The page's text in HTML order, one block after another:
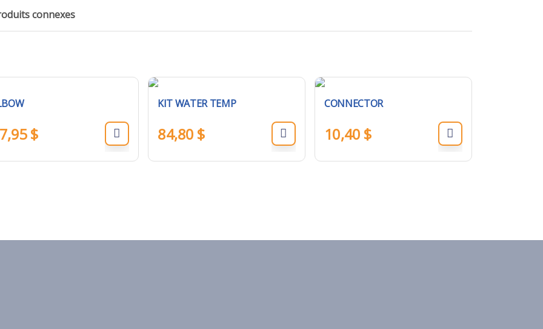
connexes
$
KIT WATER TEMP
84,80 $
CONNECTOR
10,40 $